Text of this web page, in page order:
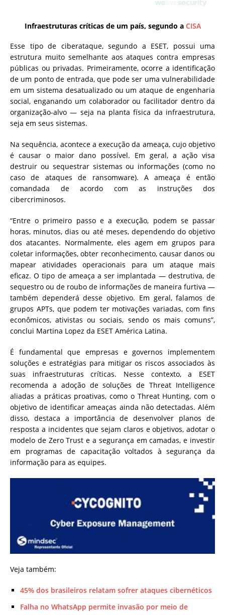
Infraestruturas críticas de um país, segundo a CISA
Esse tipo de ciberataque, segundo a ESET, possui uma
estrutura muito semelhante aos ataques contra empresas
públicas ou privadas. Primeiramente, ocorre a identificação
de um ponto de entrada, que pode ser uma vulnerabilidade
em um sistema desatualizado ou um ataque de engenharia
social, enganando um colaborador ou facilitador dentro da
organização-alvo — seja na planta física da infraestrutura,
seja em seus sistemas.
Na sequência, acontece a execução da ameaça, cujo objetivo
é causar o maior dano possível. Em geral, a ação visa
destruir ou sequestrar sistemas ou informações (como no
caso de ataques de ransomware). A ameaça é então
comandada de acordo com as instruções dos
cibercriminosos.
“Entre o primeiro passo e a execução, podem se passar
horas, minutos, dias ou até meses, dependendo do objetivo
dos atacantes. Normalmente, eles agem em grupos para
coletar informações, obter reconhecimento, causar danos ou
mapear atividades operacionais para um ataque mais
eficaz. O tipo de ameaça a ser implantada — destrutiva, de
sequestro ou de roubo de informações de maneira furtiva —
também dependerá desse objetivo. Em geral, falamos de
grupos APTs, que podem ter motivações variadas, com fins
econômicos, ativistas ou sociais, sendo os mais comuns”,
conclui Martina Lopez da ESET América Latina.
É fundamental que empresas e governos implementem
soluções e estratégias para mitigar os riscos associados às
suas infraestruturas críticas. Nesse contexto, a ESET
recomenda a adoção de soluções de Threat Intelligence
aliadas a práticas proativas, como o Threat Hunting, com o
objetivo de identificar ameaças ainda não detectadas. Além
disso, destaca a importância de desenvolver planos de
resposta a incidentes que sejam claros e objetivos, adotar o
modelo de Zero Trust e a segurança em camadas, e investir
em programas de capacitação voltados à segurança da
informação para as equipes.
Veja também:
45% dos brasileiros relatam sofrer ataques cibernéticos
Falha no WhatsApp permite invasão por meio de